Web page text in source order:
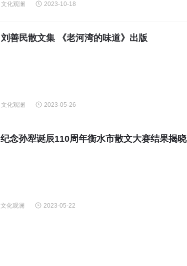
文化观澜 2023-10-18
刘善民散文集 《老河湾的味道》出版
文化观澜 2023-05-26
纪念孙犁诞辰110周年衡水市散文大赛结果揭晓
文化观澜 2023-05-22